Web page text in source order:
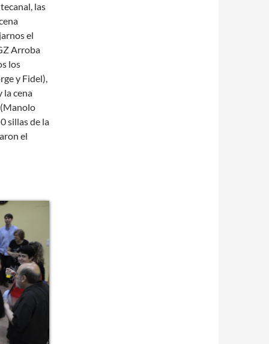
las
el
Arroba
los
y Fidel),
la cena
sillas de la
el